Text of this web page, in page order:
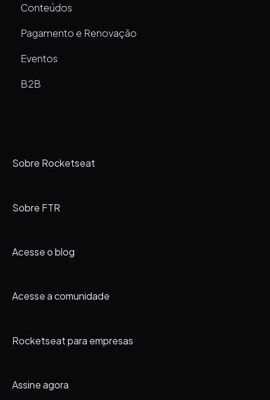
Conteúdos
Pagamento e Renovação
Eventos
B2B
Sobre Rocketseat
Sobre FTR
Acesse o blog
Acesse a comunidade
Rocketseat para empresas
Assine agora